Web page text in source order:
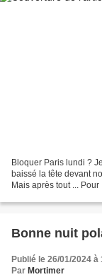
Bloquer Paris lundi ?
baissé la tête devant
Mais après tout ...
Bonne nuit
Publié le 26/01/2024 à
Par Mortimer